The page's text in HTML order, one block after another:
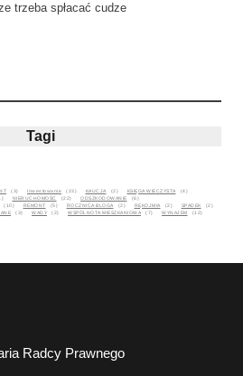
trzeba spłacać cudze
Tagi
(3) Inwestowanie (23) KAUCJA (2) KSIĘGA WIECZYSTA
(4)
NIERUCHOMOŚĆ (22) ODSZKODOWANIE
(6)
(10) REMONT (5) ROCZNICA BLOGA (2) RĘKOJMIA (2) SPADEK
(2)
(3) WADY (2) WSPÓLNOTA MIESZKANIOWA (7) WYNAJEM
(12)
Radcy Prawnego